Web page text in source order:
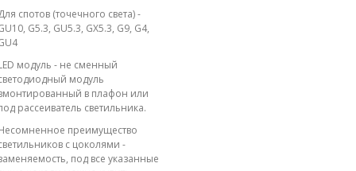
спотов (точечного света) -
G5.3, GU5.3, GX5.3, G9, G4,
модуль - не сменный
модуль
в плафон или
рассеиватель светильника.
преимущество
с цоколями -
под все указанные